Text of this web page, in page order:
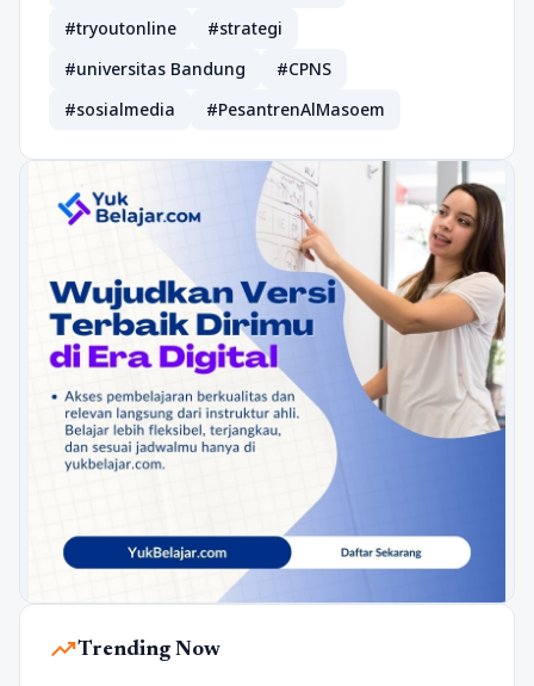
#tryoutonline
#strategi
#universitas Bandung
#CPNS
#sosialmedia
#PesantrenAlMasoem
trending_upTrending Now